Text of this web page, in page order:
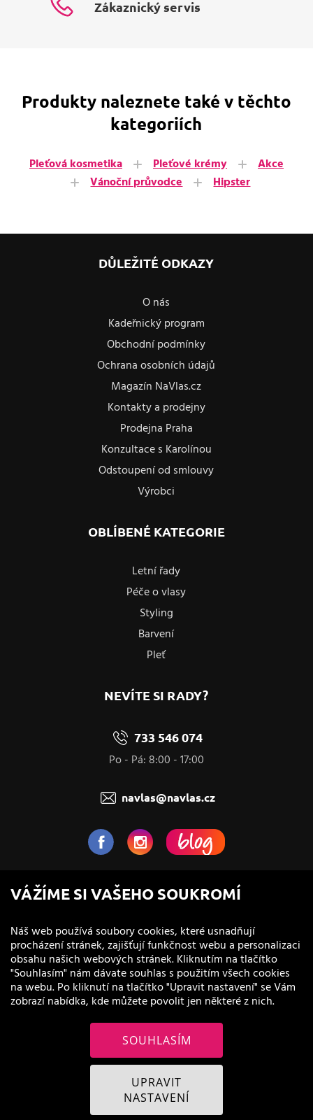
Zákaznický servis
Produkty naleznete také v těchto
kategoriích
Pleťová kosmetika Pleťové krémy
Akce
Vánoční průvodce
Hipster
DŮLEŽITÉ ODKAZY
O nás
Kadeřnický program
Obchodní podmínky
Ochrana osobních údajů
Magazín NaVlas.cz
Kontakty a prodejny
Prodejna Praha
Konzultace s Karolínou
Odstoupení od smlouvy
Výrobci
OBLÍBENÉ KATEGORIE
Letní řady
Péče o vlasy
Styling
Barvení
Pleť
NEVÍTE SI RADY?
733 546 074
Po - Pá: 8:00 - 17:00
navlas@navlas.cz
NaVlas.cz - Vlasová kosmetika
provozovatel e-shopu a prodejen
© 2011 - 2026 NaVlas.cz
VÁŽÍME SI VAŠEHO SOUKROMÍ
Náš web používá soubory cookies, které usnadňují
procházení stránek, zajišťují funkčnost webu a personalizaci
obsahu našich webových stránek. Kliknutím na tlačítko
"Souhlasím" nám dávate souhlas s použitím všech cookies
na webu. Po kliknutí na tlačítko "Upravit nastavení" se Vám
zobrazí nabídka, kde můžete povolit jen některé z nich.
SOUHLASÍM
UPRAVIT
NASTAVENÍ